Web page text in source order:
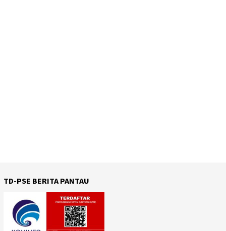
TD-PSE BERITA PANTAU